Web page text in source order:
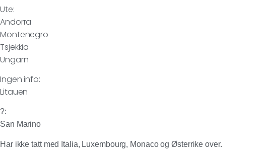
Ute:
Andorra
Montenegro
Tsjekkia
Ungarn
Ingen info:
Litauen
?:
San Marino
Har ikke tatt med Italia, Luxembourg, Monaco og Østerrike over.